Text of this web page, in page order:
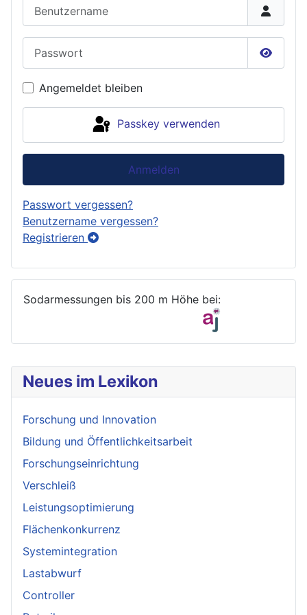
Neues im Lexikon
Forschung und Innovation
Bildung und Öffentlichkeitsarbeit
Forschungseinrichtung
Verschleiß
Leistungsoptimierung
Flächenkonkurrenz
Systemintegration
Lastabwurf
Controller
Angemeldet bleiben
Passkey verwenden
Anmelden
Passwort vergessen?
Benutzername vergessen?
Registrieren
Sodarmessungen bis 200 m Höhe bei: